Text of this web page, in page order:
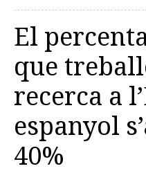
RECERCA
DOCÈNCIA
INSTITUCIÓ
VIDA AL CAMPUS
COMUNITAT URV
REPORTATGES
El
que
recerca a
espanyol
40%